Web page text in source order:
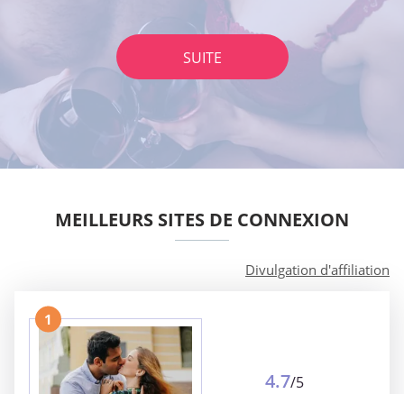
SUITE
MEILLEURS SITES DE CONNEXION
Divulgation d'affiliation
1
4.7/5